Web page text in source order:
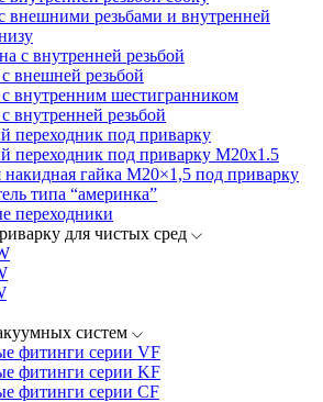
внешними резьбами и внутренней
с внутренней резьбой
внешней резьбой
внутренним шестигранником
внутренней резьбой
переходник под приварку
переходник под приварку М20х1.5
накидная гайка M20×1,5 под приварку
типа “америнка”
переходники
для чистых сред
систем
фитинги серии VF
фитинги серии KF
фитинги серии CF